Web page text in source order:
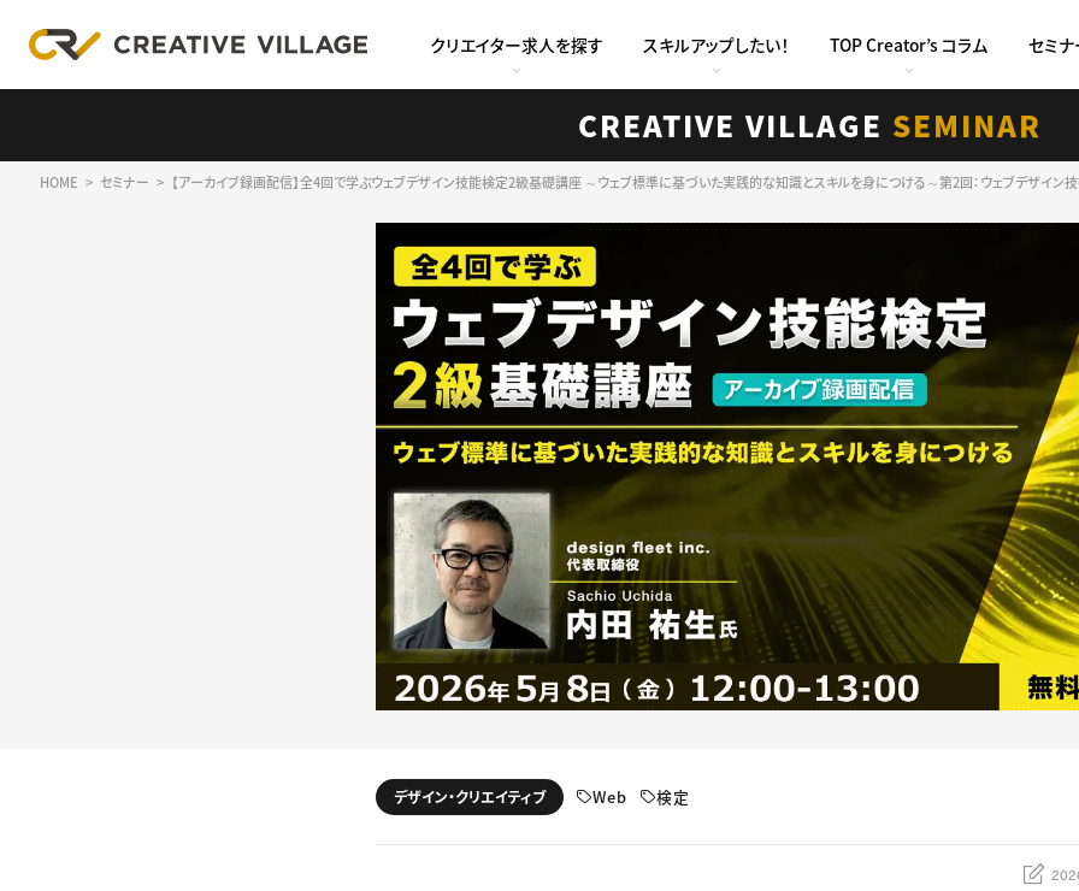
クリエイター求人を探す スキルアップしたい！ TOP Creator’s コラム セミナ
CREATIVE VILLAGE SEMINAR
HOME セミナー 【アーカイブ録画配信】全4回で学ぶウェブデザイン技能検定2級基礎講座 ～ウェブ標準に基づいた実践的な知識とスキルを身につける～第2回：ウェブデザイン技
デザイン・クリエイティブ Web 検定